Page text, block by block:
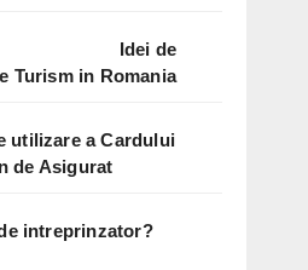
Idei de
Turism in Romania
utilizare a Cardului
de Asigurat
intreprinzator?